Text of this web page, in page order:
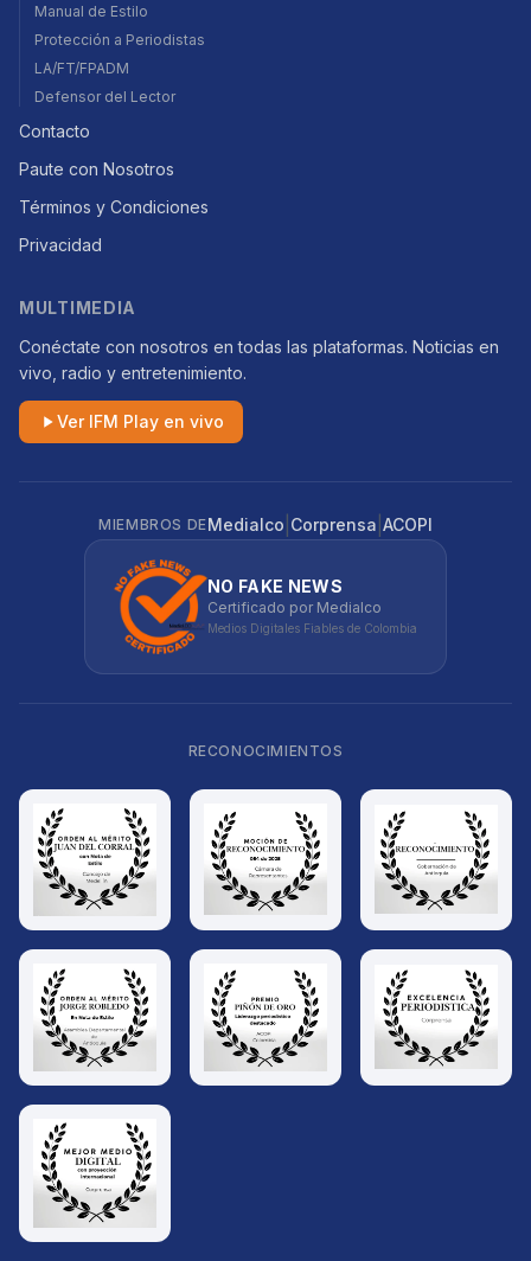
Manual de Estilo
Protección a Periodistas
LA/FT/FPADM
Defensor del Lector
Contacto
Paute con Nosotros
Términos y Condiciones
Privacidad
MULTIMEDIA
Conéctate con nosotros en todas las plataformas. Noticias en
vivo, radio y entretenimiento.
Ver IFM Play en vivo
MIEMBROS DEMedialco Corprensa ACOPI
NO FAKE NEWS
Certificado por Medialco
Medios Digitales Fiables de Colombia
RECONOCIMIENTOS